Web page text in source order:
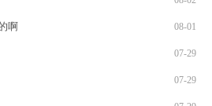
啊 08-01
07-29
07-29